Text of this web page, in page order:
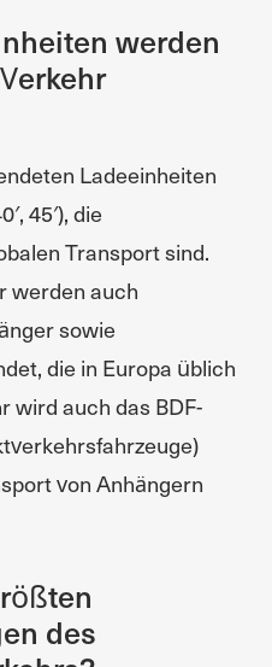
werden
Ladeeinheiten
45′), die
Transport sind.
werden auch
sowie
die in Europa üblich
wird auch das BDF-
von Anhängern
des